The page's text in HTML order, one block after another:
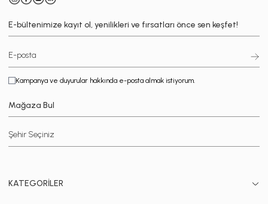
E-bültenimize kayıt ol, yenilikleri ve fırsatları önce sen keşfet!
Kampanya ve duyurular hakkında e-posta almak istiyorum.
Mağaza Bul
KATEGORİLER